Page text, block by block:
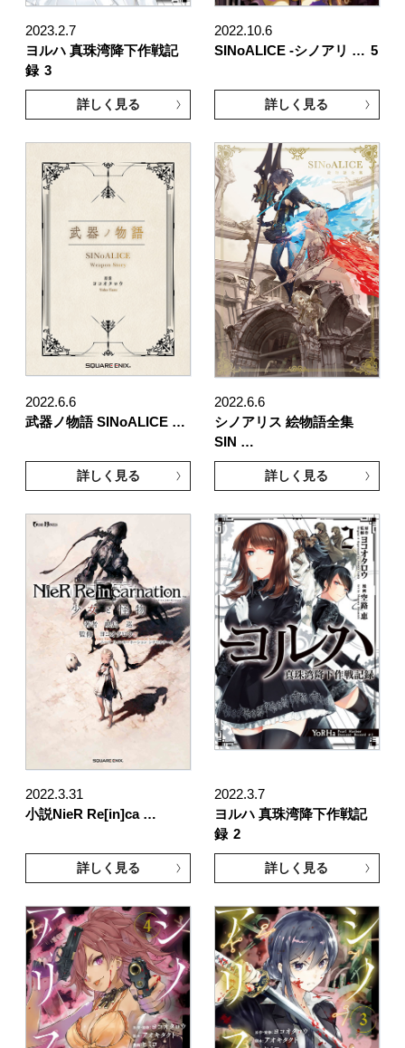
2023.2.7
ヨルハ 真珠湾降下作戦記
録 3
詳しく見る
2022.10.6
SINoALICE -シノアリ … 5
詳しく見る
2022.6.6
武器ノ物語 SINoALICE …
詳しく見る
2022.6.6
シノアリス 絵物語全集
SIN …
詳しく見る
2022.3.31
小説NieR Re[in]ca …
詳しく見る
2022.3.7
ヨルハ 真珠湾降下作戦記
録 2
詳しく見る